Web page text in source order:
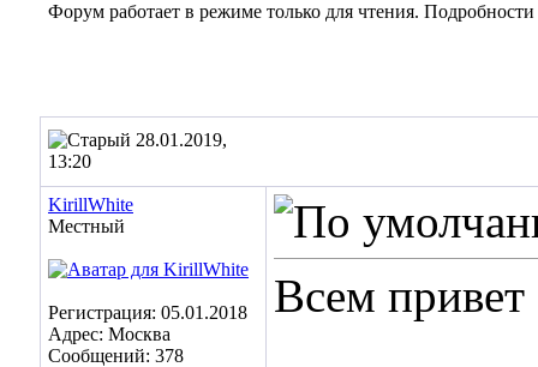
Форум работает в режиме только для чтения.
28.01.2019,
13:20
KirillWhite
Местный
Регистрация: 05.01.2018
Адрес: Москва
Сообщений: 378
Всем привет